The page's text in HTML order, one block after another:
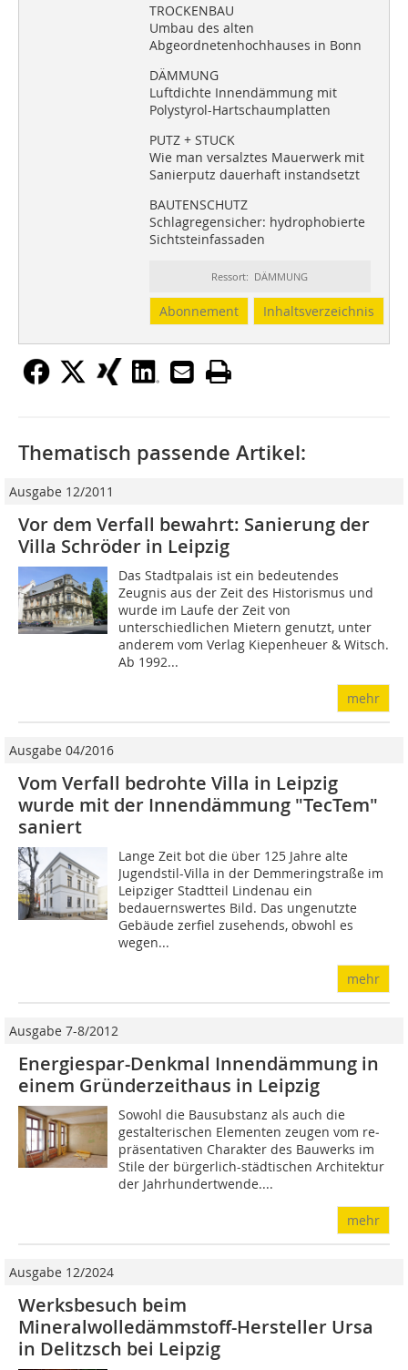
TROCKENBAU
Umbau des alten
Abgeordnetenhochhauses in Bonn
DÄMMUNG
Luftdichte Innendämmung mit
Polystyrol-Hartschaumplatten
PUTZ + STUCK
Wie man versalztes Mauerwerk mit
Sanierputz dauerhaft instandsetzt
BAUTENSCHUTZ
Schlagregensicher: hydrophobierte
Sichtsteinfassaden
Ressort: DÄMMUNG
Abonnement Inhaltsverzeichnis
Thematisch passende Artikel:
Ausgabe 12/2011
Vor dem Verfall bewahrt: Sanierung der
Villa Schröder in Leipzig
Das Stadtpalais ist ein bedeutendes
Zeugnis aus der Zeit des Historismus und
wurde im Laufe der Zeit von
unterschiedlichen Mietern genutzt, unter
anderem vom Verlag Kiepenheuer & Witsch.
Ab 1992...
mehr
Ausgabe 04/2016
Vom Verfall bedrohte Villa in Leipzig
wurde mit der Innendämmung "TecTem"
saniert
Lange Zeit bot die über 125 Jahre alte
Jugendstil-Villa in der Demmeringstraße im
Leipziger Stadtteil Lindenau ein
bedauernswertes Bild. Das ungenutzte
Gebäude zerfiel zusehends, obwohl es
wegen...
mehr
Ausgabe 7-8/2012
Energiespar-Denkmal Innendämmung in
einem Gründerzeithaus in Leipzig
Sowohl die Bausubstanz als auch die
gestalterischen Elementen zeugen vom re­
prä­sen­tativen Charakter des Bauwerks im
Stile der bür­ger­lich-städtischen Architektur
der Jahrhundertwende....
mehr
Ausgabe 12/2024
Werksbesuch beim
Mineralwolledämmstoff-Hersteller Ursa
in Delitzsch bei Leipzig